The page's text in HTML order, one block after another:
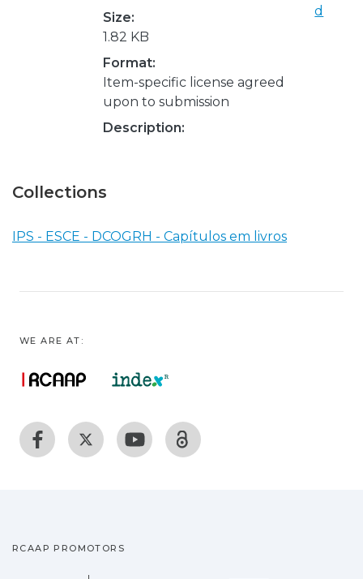
Size:
1.82 KB
Format:
Item-specific license agreed
upon to submission
Description:
d
Collections
IPS - ESCE - DCOGRH - Capítulos em livros
WE ARE AT:
RCAAP PROMOTORS